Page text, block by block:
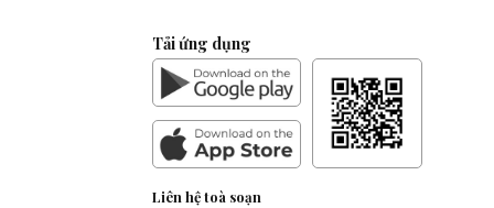
Tải ứng dụng
Liên hệ toà soạn